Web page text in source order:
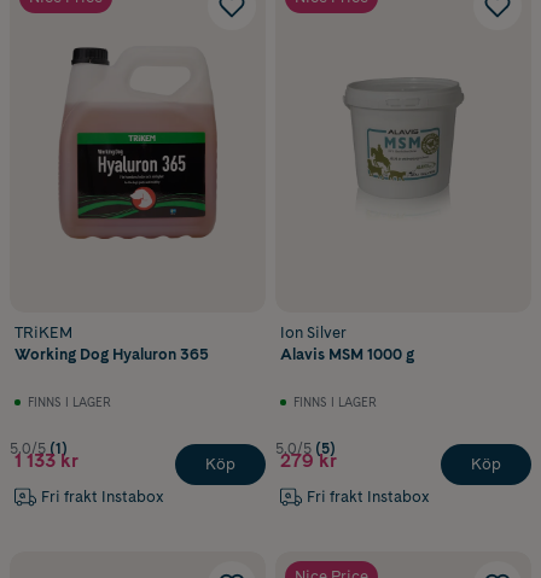
TRiKEM
Working Dog Hyaluron 365
FINNS I LAGER
5.0/5 (1)
1 133 kr
Fri frakt Instabox
Köp
Ion Silver
Alavis MSM 1000 g
FINNS I LAGER
5.0/5 (5)
279 kr
Fri frakt Instabox
Köp